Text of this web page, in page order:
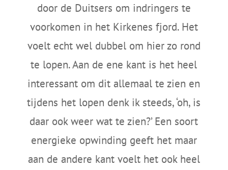
door de Duitsers om indringers te
voorkomen in het Kirkenes fjord. Het
voelt echt wel dubbel om hier zo rond
te lopen. Aan de ene kant is het heel
interessant om dit allemaal te zien en
tijdens het lopen denk ik steeds, ‘oh, is
daar ook weer wat te zien?’ Een soort
energieke opwinding geeft het maar
aan de andere kant voelt het ook heel